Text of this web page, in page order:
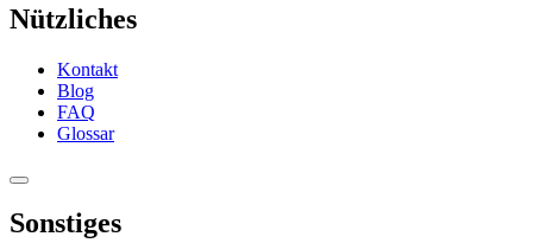
Nützliches
Kontakt
Blog
FAQ
Glossar
Sonstiges